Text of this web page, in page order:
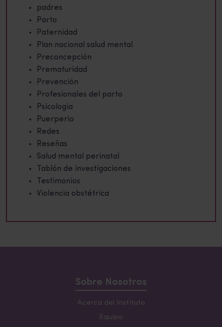
padres
Parto
Paternidad
Plan nacional salud mental
Preconcepción
Prematuridad
Prevención
Profesionales del parto
Psicologia
Puerperio
Redes
Reseñas
Salud mental perinatal
Tablón de investigaciones
Testimonios
Violencia obstétrica
Sobre Nosotros
Acerca del Instituto
Equipo